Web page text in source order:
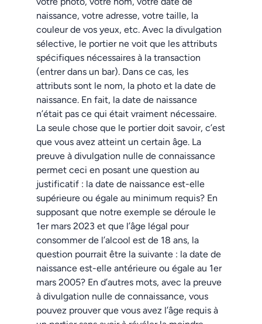
naissance, votre adresse, votre taille, la
couleur de vos yeux, etc. Avec la divulgation
sélective, le portier ne voit que les attributs
spécifiques nécessaires à la transaction
(entrer dans un bar). Dans ce cas, les
attributs sont le nom, la photo et la date de
naissance. En fait, la date de naissance
n’était pas ce qui était vraiment nécessaire.
La seule chose que le portier doit savoir, c’est
que vous avez atteint un certain âge. La
preuve à divulgation nulle de connaissance
permet ceci en posant une question au
justificatif : la date de naissance est-elle
supérieure ou égale au minimum requis? En
supposant que notre exemple se déroule le
1er mars 2023 et que l’âge légal pour
consommer de l’alcool est de 18 ans, la
question pourrait être la suivante : la date de
naissance est-elle antérieure ou égale au 1er
mars 2005? En d’autres mots, avec la preuve
à divulgation nulle de connaissance, vous
pouvez prouver que vous avez l’âge requis à